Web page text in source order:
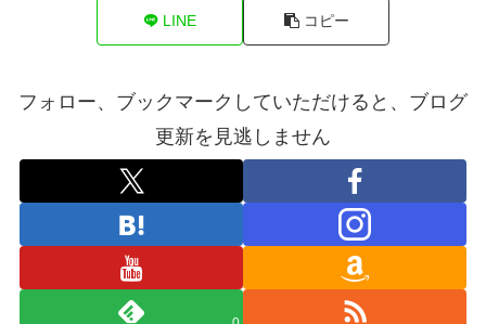
LINE コピー
フォロー、ブックマークしていただけると、ブログ
更新を見逃しません